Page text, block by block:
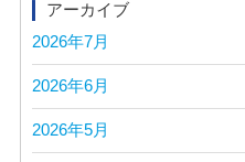
アーカイブ
2026年7月
2026年6月
2026年5月